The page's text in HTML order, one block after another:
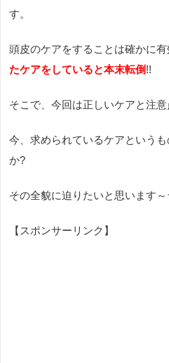
す。
頭皮のケアをすることは確かに有
たケアをしていると本末転倒!!
そこで、今回は正しいケアと注
今、求められているケアという
か?
その全貌に迫りたいと思います
【スポンサーリンク】